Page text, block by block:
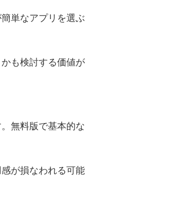
単なアプリを選ぶ
も検討する価値が
無料版で基本的な
が損なわれる可能